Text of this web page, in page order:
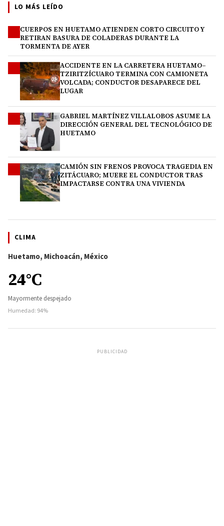
LO MÁS LEÍDO
CUERPOS EN HUETAMO ATIENDEN CORTO CIRCUITO Y
RETIRAN BASURA DE COLADERAS DURANTE LA
TORMENTA DE AYER
ACCIDENTE EN LA CARRETERA HUETAMO–
TZIRITZÍCUARO TERMINA CON CAMIONETA
VOLCADA; CONDUCTOR DESAPARECE DEL
LUGAR
GABRIEL MARTÍNEZ VILLALOBOS ASUME LA
DIRECCIÓN GENERAL DEL TECNOLÓGICO DE
HUETAMO
CAMIÓN SIN FRENOS PROVOCA TRAGEDIA EN
ZITÁCUARO; MUERE EL CONDUCTOR TRAS
IMPACTARSE CONTRA UNA VIVIENDA
CLIMA
Huetamo, Michoacán, México
24°C
Mayormente despejado
Humedad: 94%
PUBLICIDAD